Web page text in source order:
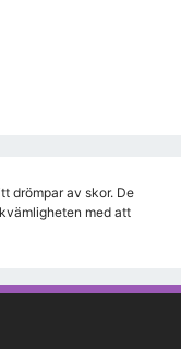
drömpar av skor. De
med att